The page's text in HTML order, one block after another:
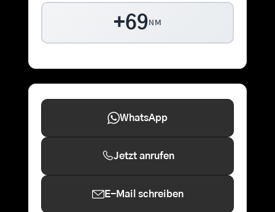
+69 NM
WhatsApp
Jetzt anrufen
E-Mail schreiben